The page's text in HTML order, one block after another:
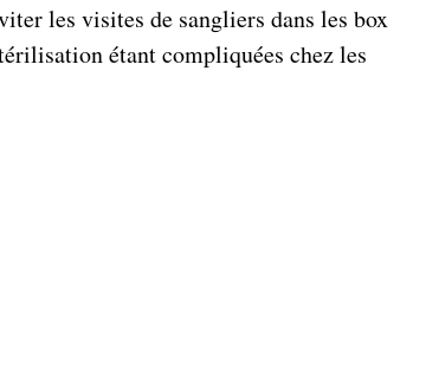
les visites de sangliers dans les box
étant compliquées chez les